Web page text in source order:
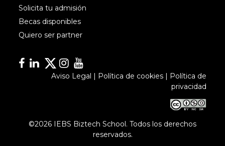
Solicita tu admisión
Becas disponibles
Quiero ser partner
Facebook
Linkedin
Linkedin
Instagram
Aviso Legal | Política de cookies| Política de
privacidad
©2026 IEBS Biztech School. Todos los derechos
reservados.